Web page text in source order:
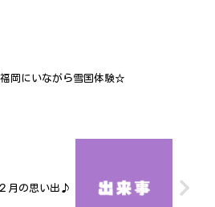
福岡にいながら雪国体験☆
月の思い出♪